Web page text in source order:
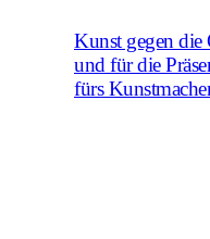
Kunst gegen die
und für die
fürs